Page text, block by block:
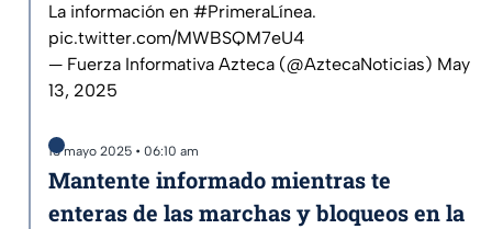
La información en #PrimeraLínea.
pic.twitter.com/MWBSQM7eU4
— Fuerza Informativa Azteca (@AztecaNoticias) May
13, 2025
13 mayo 2025 • 06:10 am
Mantente informado mientras te
enteras de las marchas y bloqueos en la